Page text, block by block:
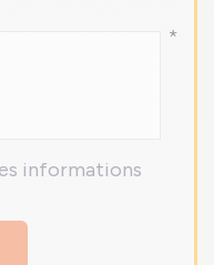
*
informations